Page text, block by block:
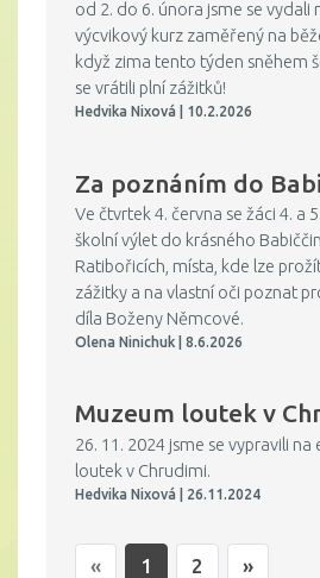
od 2. do 6. února jsme se vydali
výcvikový kurz zaměřený na
když zima tento týden sněhem
se vrátili plní zážitků!
Hedvika Nixová | 10.2.2026
Za poznáním do
Ve čtvrtek 4. června se žáci 4. a
školní výlet do krásného
Ratibořicích, místa, kde lze
zážitky a na vlastní oči poznat
díla Boženy Němcové.
Olena Ninichuk | 8.6.2026
Muzeum loutek v
26. 11. 2024 jsme se vypravili
loutek v Chrudimi.
Hedvika Nixová | 26.11.2024
« 1 2 »